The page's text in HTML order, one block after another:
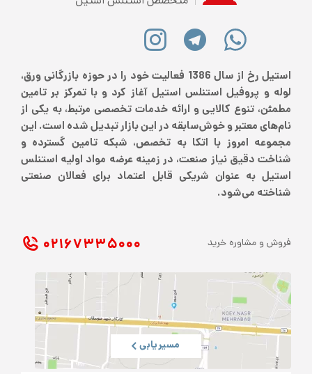
استیل رخ از سال 1386 فعالیت خود را در حوزه بازرگانی ورق،
لوله و پروفیل استنلس استیل آغاز کرد و با تمرکز بر تامین
مطمئن، تنوع کالایی و ارائه خدمات تخصصی مرتبط، به یکی از
نام‌های معتبر و خوش‌سابقه در این بازار تبدیل شده است. این
مجموعه امروز با اتکا به تخصص، شبکه تامین گسترده و
شناخت دقیق نیاز صنعت، در زمینه عرضه مواد اولیه استنلس
استیل به عنوان شریکی قابل اعتماد برای فعالان صنعتی
شناخته می‌شود.
فروش و مشاوره خرید ۰۲۱ ۶۷۳۳۵۰۰۰
مسیریابی